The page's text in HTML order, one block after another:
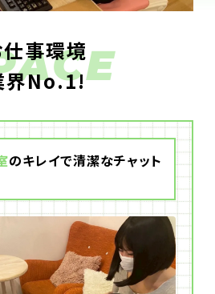
仕事環境
界No.1!
のキレイで清潔なチャット